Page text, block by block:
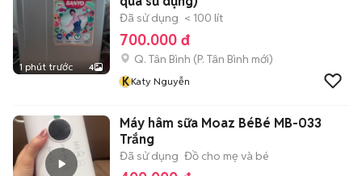
1 phút trước 4
Đã sử dụng < 100 lít
700.000 đ
Q. Tân Bình (P. Tân Bình mới)
KKaty Nguyễn
Máy hâm sữa Moaz BéBé MB-033
Trắng
Đã sử dụng Đồ cho mẹ và bé